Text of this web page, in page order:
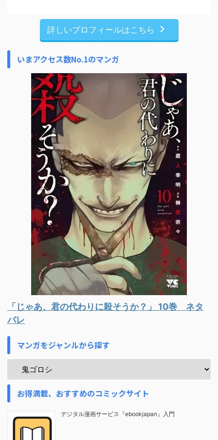
詳しいプロフィールはこちら
いまアクセス数No.1のマンガ
「じゃあ、君の代わりに殺そうか？」 10巻 ネタ
バレ
マンガをジャンルから探す
お得満載、おすすめのコミックサイト
デジタル漫画サービス『ebookjapan』入門